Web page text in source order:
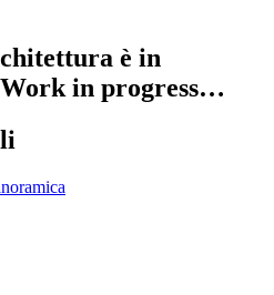
è in
in progress…